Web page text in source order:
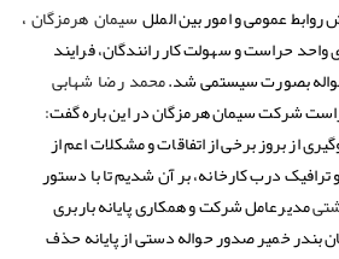
روابط عمومی و امور بین المللسیمان هرمزگان ،
واحد حراست و سهولت کار رانندگان، فرایند
بصورت سیستمی شد. محمد رضا شهابی
شرکت سیمان هرمزگان در این باره گفت:
از بروز برخی از اتفاقات و مشکلات اعم از
درب کارخانه، بر آن شدیم تا با دستور
مدیرعامل شرکت و همکاری پایانه باربری
بندر خمیر صدور حواله دستی از پایانه حذف